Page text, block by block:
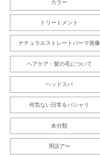
カラー
トリートメント
ナチュラルストレートパーマ画像
ヘアケア・髪の毛について
ヘッドスパ
何気ない日常をパシャリ
未分類
用語ア〜